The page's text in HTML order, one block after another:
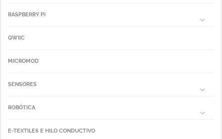
RASPBERRY PI
QWIIC
MICROMOD
SENSORES
ROBÓTICA
E-TEXTILES E HILO CONDUCTIVO